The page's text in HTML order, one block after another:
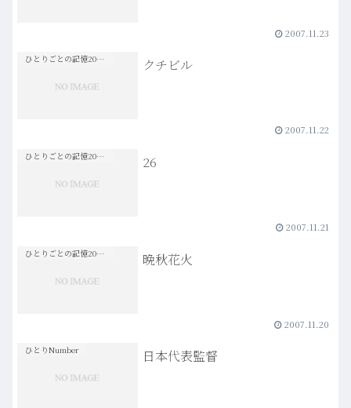
2007.11.23
ひとりごとの記憶20s-30s クチビル
2007.11.22
ひとりごとの記憶20s-30s 26
2007.11.21
ひとりごとの記憶20s-30s 晩秋花火
2007.11.20
ひとりNumber 日本代表監督